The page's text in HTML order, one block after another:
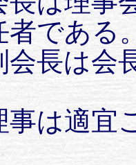
者である。
長は会
は適宜